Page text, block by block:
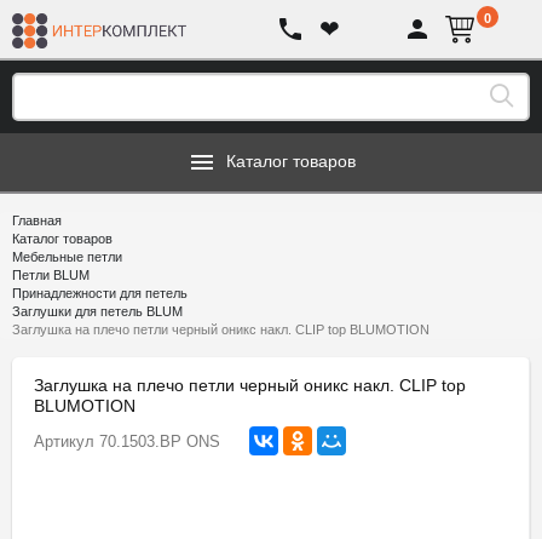
❤ 0
Каталог товаров
Главная
Каталог товаров
Мебельные петли
Петли BLUM
Принадлежности для петель
Заглушки для петель BLUM
Заглушка на плечо петли черный оникс накл. CLIP top BLUMOTION
Заглушка на плечо петли черный оникс накл. CLIP top
BLUMOTION
Артикул 70.1503.BP ONS